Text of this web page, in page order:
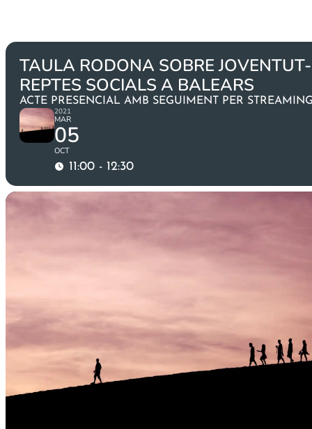
TAULA RODONA SOBRE
REPTES SOCIALS A BALEARS
ACTE PRESENCIAL AMB SEGUIMENT PER
2021
MAR
05
OCT
11:00 - 12:30